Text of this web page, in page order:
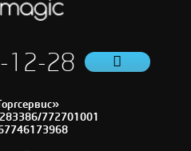
12-28
772701001